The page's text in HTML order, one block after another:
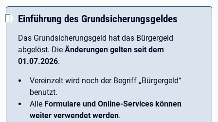
Einführung des Grundsicherungsgeldes
Das Grundsicherungsgeld hat das Bürgergeld
abgelöst. Die Änderungen gelten seit dem
01.07.2026.
Vereinzelt wird noch der Begriff ­„Bürgergeld“
benutzt.
Alle Formulare und Online-Services können
weiter verwendet werden.